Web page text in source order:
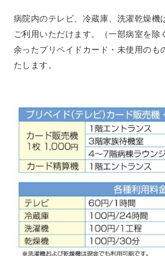
病院内のテレビ、冷蔵庫、洗濯乾燥機
ご利用いただけます。（一部病室を除
余ったプリペイドカード・未使用のも
たします。